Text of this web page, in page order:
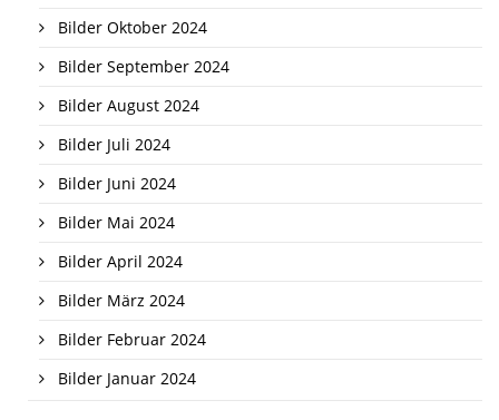
Bilder Oktober 2024
Bilder September 2024
Bilder August 2024
Bilder Juli 2024
Bilder Juni 2024
Bilder Mai 2024
Bilder April 2024
Bilder März 2024
Bilder Februar 2024
Bilder Januar 2024